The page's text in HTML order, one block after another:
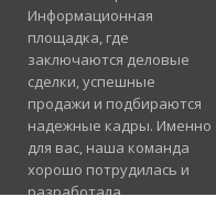
Информационная
площадка, где
заключаются деловые
сделки, успешные
продажи и подбираются
надежные кадры. Именно
для вас, наша команда
хорошо потрудилась и
разработала